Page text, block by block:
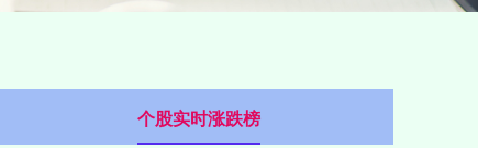
个股实时涨跌榜